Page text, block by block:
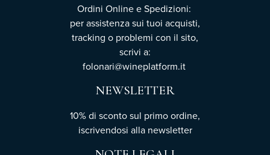
Ordini Online e Spedizioni:
per assistenza sui tuoi acquisti,
tracking o problemi con il sito,
scrivi a:
folonari@wineplatform.it
NEWSLETTER
10% di sconto sul primo ordine,
iscrivendosi alla newsletter